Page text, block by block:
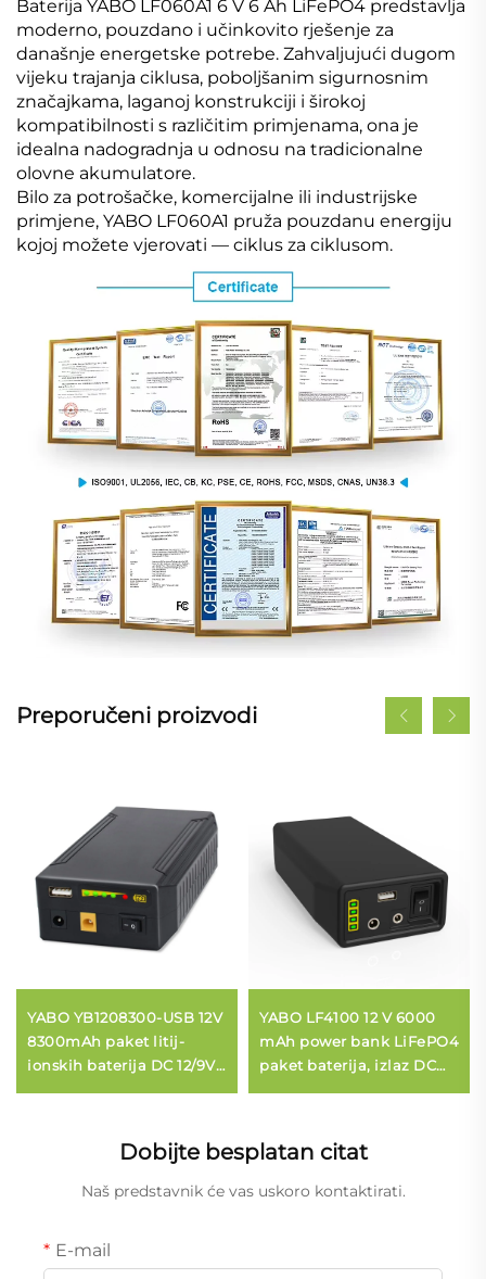
Baterija YABO LF060A1 6 V 6 Ah LiFePO4 predstavlja
moderno, pouzdano i učinkovito rješenje za
današnje energetske potrebe. Zahvaljujući dugom
vijeku trajanja ciklusa, poboljšanim sigurnosnim
značajkama, laganoj konstrukciji i širokoj
kompatibilnosti s različitim primjenama, ona je
idealna nadogradnja u odnosu na tradicionalne
olovne akumulatore.
Bilo za potrošačke, komercijalne ili industrijske
primjene, YABO LF060A1 pruža pouzdanu energiju
kojoj možete vjerovati — ciklus za ciklusom.
Preporučeni proizvodi
YABO YB1208300-USB 12V
8300mAh paket litij-
ionskih baterija DC 12/9V i
5V USB višestruki izlaz
YABO LF4100 12 V 6000
mAh power bank LiFePO4
paket baterija, izlaz DC
12/9 V i 5 V USB, baterija
Dobijte besplatan citat
Naš predstavnik će vas uskoro kontaktirati.
E-mail